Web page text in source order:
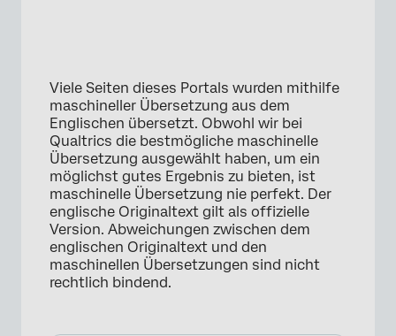
Viele Seiten dieses Portals wurden mithilfe
maschineller Übersetzung aus dem
Englischen übersetzt. Obwohl wir bei
Qualtrics die bestmögliche maschinelle
Übersetzung ausgewählt haben, um ein
möglichst gutes Ergebnis zu bieten, ist
maschinelle Übersetzung nie perfekt. Der
englische Originaltext gilt als offizielle
Version. Abweichungen zwischen dem
englischen Originaltext und den
maschinellen Übersetzungen sind nicht
rechtlich bindend.